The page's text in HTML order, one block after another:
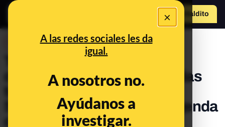
×
A las redes sociales les da
igual.
A nosotros no.
Ayúdanos a
investigar.
Hazte Maldito
Teorías sin pruebas y
desinformaciones difundidas
tras la decisión de Pedro
Sánchez de cancelar su agenda
durante cinco días "para